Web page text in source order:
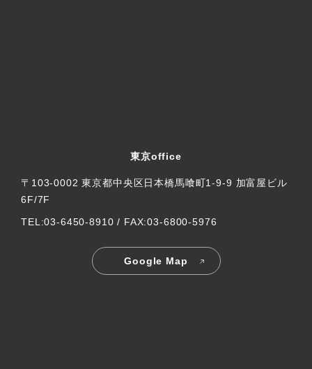
東京office
〒103-0002 東京都中央区日本橋馬喰町1-9-9 加富屋ビル
6F/7F
TEL:03-6450-8910 / FAX:03-6800-5976
Google Map